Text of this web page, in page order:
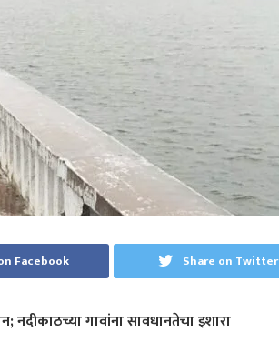
Facebook Share on Twitter
गावांना सावधानतेचा इशारा